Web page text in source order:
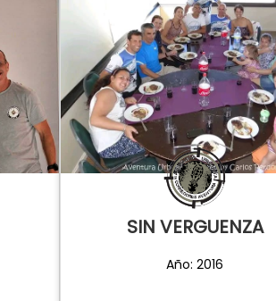
SIN VERGUENZA
Año: 2016